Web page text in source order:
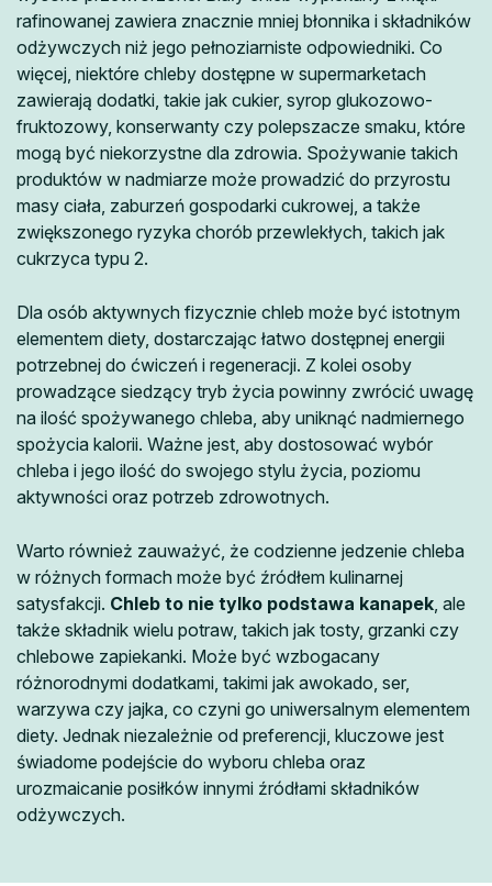
rafinowanej zawiera znacznie mniej błonnika i składników
odżywczych niż jego pełnoziarniste odpowiedniki. Co
więcej, niektóre chleby dostępne w supermarketach
zawierają dodatki, takie jak cukier, syrop glukozowo-
fruktozowy, konserwanty czy polepszacze smaku, które
mogą być niekorzystne dla zdrowia. Spożywanie takich
produktów w nadmiarze może prowadzić do przyrostu
masy ciała, zaburzeń gospodarki cukrowej, a także
zwiększonego ryzyka chorób przewlekłych, takich jak
cukrzyca typu 2.
Dla osób aktywnych fizycznie chleb może być istotnym
elementem diety, dostarczając łatwo dostępnej energii
potrzebnej do ćwiczeń i regeneracji. Z kolei osoby
prowadzące siedzący tryb życia powinny zwrócić uwagę
na ilość spożywanego chleba, aby uniknąć nadmiernego
spożycia kalorii. Ważne jest, aby dostosować wybór
chleba i jego ilość do swojego stylu życia, poziomu
aktywności oraz potrzeb zdrowotnych.
Warto również zauważyć, że codzienne jedzenie chleba
w różnych formach może być źródłem kulinarnej
satysfakcji. Chleb to nie tylko podstawa kanapek , ale
także składnik wielu potraw, takich jak tosty, grzanki czy
chlebowe zapiekanki. Może być wzbogacany
różnorodnymi dodatkami, takimi jak awokado, ser,
warzywa czy jajka, co czyni go uniwersalnym elementem
diety. Jednak niezależnie od preferencji, kluczowe jest
świadome podejście do wyboru chleba oraz
urozmaicanie posiłków innymi źródłami składników
odżywczych.